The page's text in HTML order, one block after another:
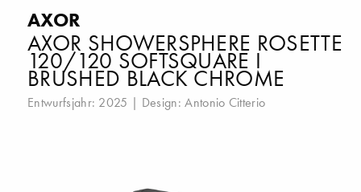
AXOR
AXOR SHOWERSPHERE ROSETTE
120/120 SOFTSQUARE I
BRUSHED BLACK CHROME
Entwurfsjahr: 2025 | Design:Antonio Citterio